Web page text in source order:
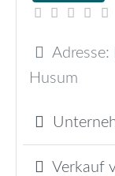
Adresse:
Husum
Verkauf